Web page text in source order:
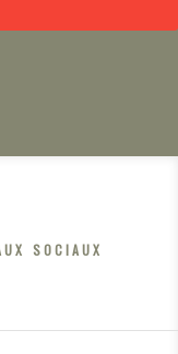
SOCIAUX